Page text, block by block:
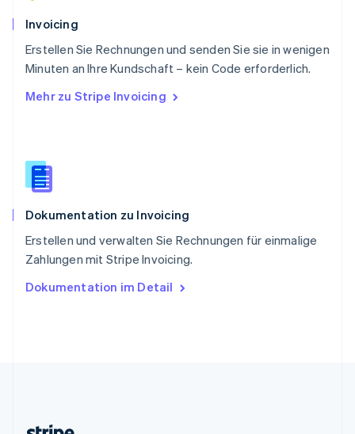
Invoicing
Erstellen Sie Rechnungen und senden Sie sie in wenigen
Minuten an Ihre Kundschaft – kein Code erforderlich.
Mehr zu Stripe Invoicing
Dokumentation zu Invoicing
Erstellen und verwalten Sie Rechnungen für einmalige
Zahlungen mit Stripe Invoicing.
Dokumentation im Detail
Singapur
English简体中文
Slowakei
Slowenien
English
Spanien
Thailand
Tschechische Republik
English
English